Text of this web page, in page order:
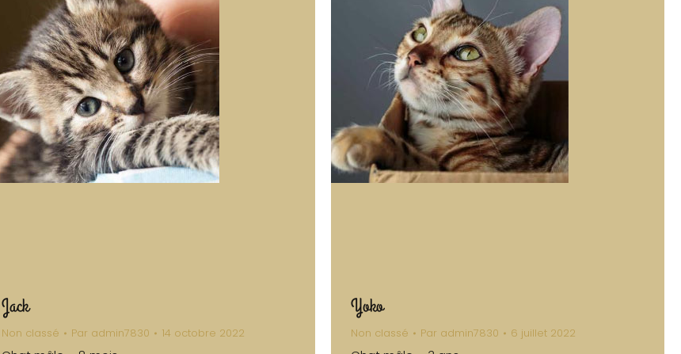
Jack
Non classé Par admin7830 14 octobre 2022
Yoko
Non classé Par admin7830 6 juillet 2022